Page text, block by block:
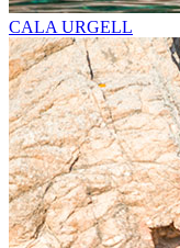
CALA URGELL